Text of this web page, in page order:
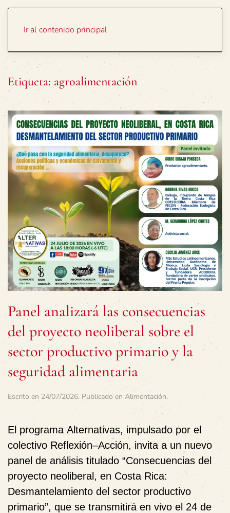
Ir al contenido principal
Etiqueta: agroalimentación
Panel analizará las consecuencias
del proyecto neoliberal sobre el
sector productivo primario y la
seguridad alimentaria
Escrito en 24/07/2026. Publicado en Alimentación.
El programa Alternativas, impulsado por el
colectivo Reflexión–Acción, invita a un nuevo
panel de análisis titulado “Consecuencias del
proyecto neoliberal, en Costa Rica:
Desmantelamiento del sector productivo
primario”, que se transmitirá en vivo el 24 de